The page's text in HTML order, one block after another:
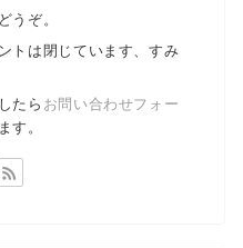
うぞ。
トは閉じています、すみ
たら お問い合わせフォー
す。